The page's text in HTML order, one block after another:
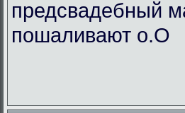
предсвадебный
пошаливают о.О